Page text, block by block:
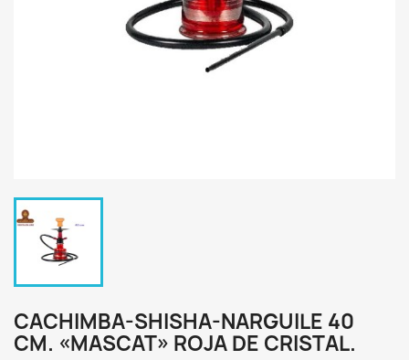
CACHIMBA-SHISHA-NARGUILE 40
CM. «MASCAT» ROJA DE CRISTAL.